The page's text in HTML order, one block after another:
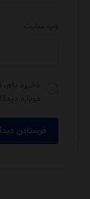
وب‌ سایت
ذخیره
دوباره